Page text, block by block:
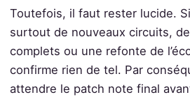
Toutefois, il faut rester lucide.
surtout de nouveaux circuits,
complets ou une refonte de
confirme rien de tel. Par
attendre le patch note final